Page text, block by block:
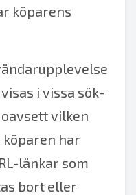
köparens
i vissa sök-
vilken
har
länkar som
bort eller